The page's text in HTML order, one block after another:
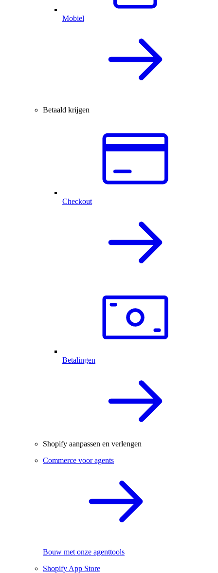
Mobiel
Betaald krijgen
Checkout
Betalingen
Shopify aanpassen en verlengen
Commerce voor agents
Bouw met onze agenttools
Shopify App Store